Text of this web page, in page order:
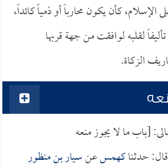
كأن يكون محارباً أو ذمياً كائداً،
لقلبه لوافقت من جهة قربها
الزكاة.
[باب ما لا يجوز منعه
قال: حدثناكهمسعنسيار بن منظور